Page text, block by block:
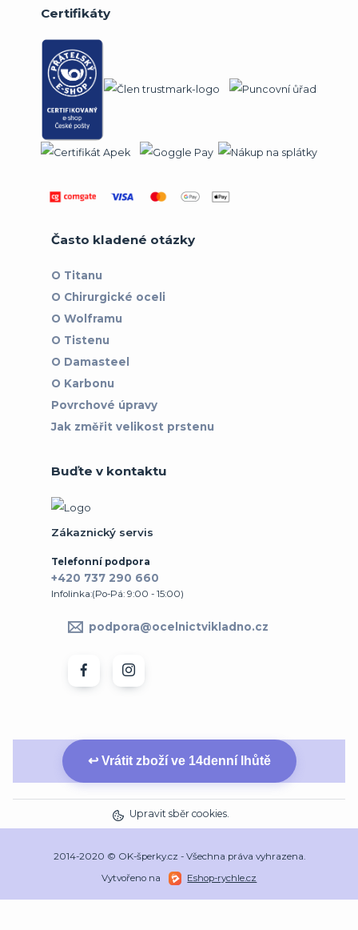
Certifikáty
Často kladené otázky
O Titanu
O Chirurgické oceli
O Wolframu
O Tistenu
O Damasteel
O Karbonu
Povrchové úpravy
Jak změřit velikost prstenu
Buďte v kontaktu
Zákaznický servis
Telefonní podpora
+420 737 290 660
Infolinka:(Po-Pá: 9:00 - 15:00)
podpora@ocelnictvikladno.cz
↩ Vrátit zboží ve 14denní lhůtě
Upravit sběr cookies.
2014-2020 © OK-šperky.cz - Všechna práva vyhrazena.
Vytvořeno na
Eshop-rychle.cz